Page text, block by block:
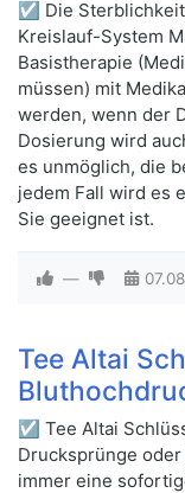
☑ Die Sterblichkeit
Kreislauf-System
Basistherapie
müssen) mit
werden, wenn der
Dosierung wird
es unmöglich, die
jedem Fall wird es
Sie geeignet ist.
—
Tee Altai
☑ Tee Altai
Drucksprünge
immer eine